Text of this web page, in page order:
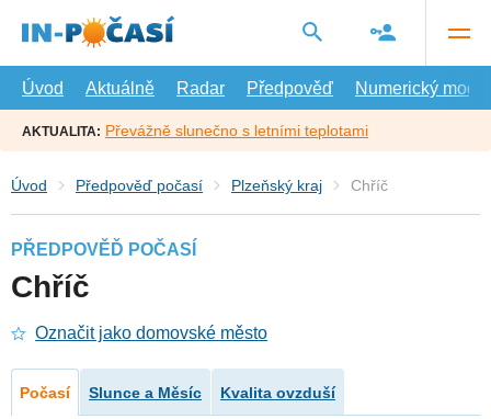
hlavní
Úvod
Aktuálně Radar Předpověď Numerický model
AKTUALITA: Převážně slunečno s letními teplotami
Úvod Předpověď počasí Plzeňský kraj Chříč
PŘEDPOVĚĎ POČASÍ
Chříč
Označit jako domovské město
Počasí Slunce a Měsíc Kvalita ovzduší